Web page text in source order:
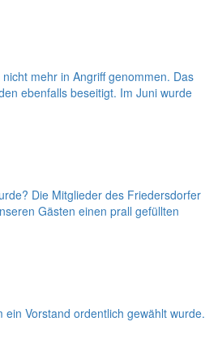
mehr in Angriff genommen. Das
ebenfalls beseitigt. Im Juni wurde
Die Mitglieder des Friedersdorfer
Gästen einen prall gefüllten
Vorstand ordentlich gewählt wurde.